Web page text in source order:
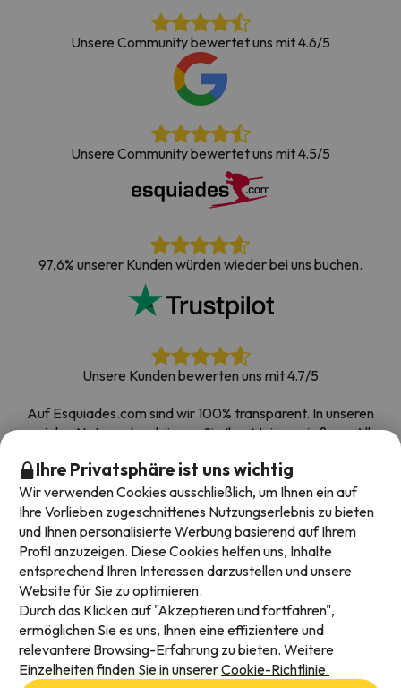
Unsere Community bewertet uns mit 4.6/5
Unsere Community bewertet uns mit 4.5/5
97,6% unserer Kunden würden wieder bei uns buchen.
Unsere Kunden bewerten uns mit 4.7/5
Auf Esquiades.com sind wir 100% transparent. In unseren
sozialen Netzwerken können Sie Ihre Meinung äußern. Alle
stammen von echten Kunden.
Buchen Sie mit Vertrauen |Über 700.000 Menschen
haben ihren Skiurlaub bei Esquiades.com gebucht
Verfügbare Zahlungsarten
Ihre Privatsphäre ist uns wichtig
Wir verwenden Cookies ausschließlich, um Ihnen ein auf
Ihre Vorlieben zugeschnittenes Nutzungserlebnis zu bieten
und Ihnen personalisierte Werbung basierend auf Ihrem
Profil anzuzeigen. Diese Cookies helfen uns, Inhalte
entsprechend Ihren Interessen darzustellen und unsere
Website für Sie zu optimieren.
Durch das Klicken auf "Akzeptieren und fortfahren",
ermöglichen Sie es uns, Ihnen eine effizientere und
relevantere Browsing-Erfahrung zu bieten. Weitere
Einzelheiten finden Sie in unsererCookie-Richtlinie.